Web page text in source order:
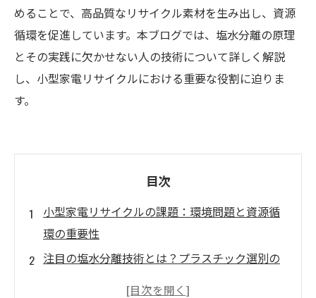
めることで、高品質なリサイクル素材を生み出し、資源
循環を促進しています。本ブログでは、塩水分離の原理
とその実践に欠かせない人の技術について詳しく解説
し、小型家電リサイクルにおける重要な役割に迫りま
す。
目次
小型家電リサイクルの課題：環境問題と資源循
環の重要性
注目の塩水分離技術とは？プラスチック選別の